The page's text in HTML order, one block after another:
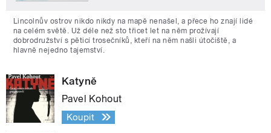
Lincolnův ostrov nikdo nikdy na mapě nenašel, a přece ho znají lidé
na celém světě. Už déle než sto třicet let na něm prožívají
dobrodružství s pěticí trosečníků, kteří na něm našli útočiště, a
hlavně nejedno tajemství.
Katyně
Pavel Kohout
Koupit